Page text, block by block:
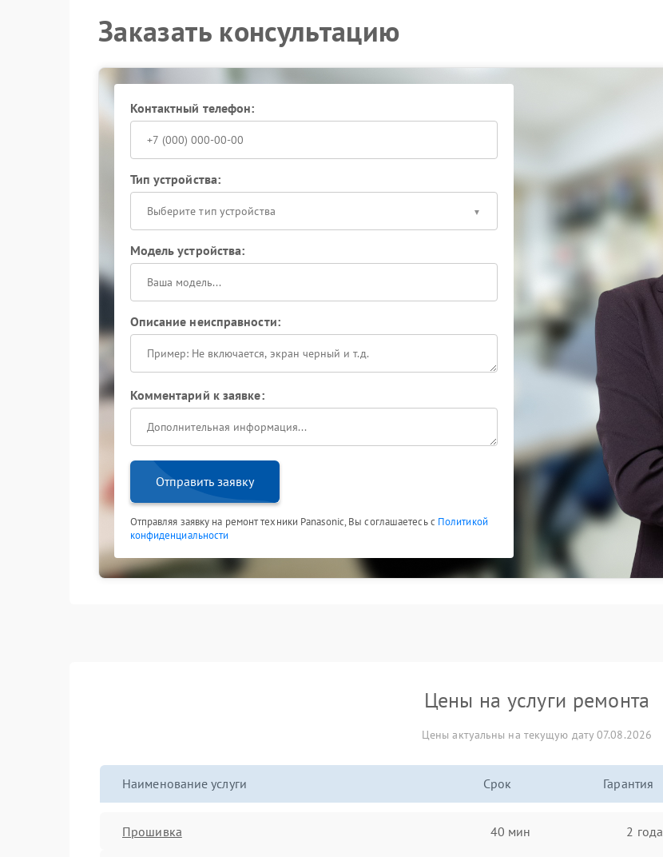
Заказать консультацию
Контактный телефон:
Тип устройства:
Выберите тип устройства
Модель устройства:
Описание неисправности:
Комментарий к заявке:
Отправить заявку
Отправляя заявку на ремонт техники Panasonic, Вы соглашаетесь с Политикой
конфиденциальности
Цены на услуги ремонта
Цены актуальны на текущую дату 07.08.2026
Наименование услуги Срок Гарантия
Прошивка 40 мин 2 года